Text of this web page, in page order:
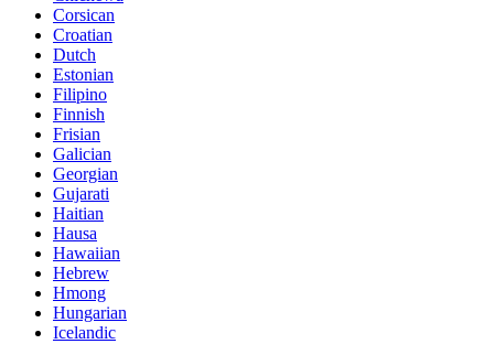
Corsican
Croatian
Dutch
Estonian
Filipino
Finnish
Frisian
Galician
Georgian
Gujarati
Haitian
Hausa
Hawaiian
Hebrew
Hmong
Hungarian
Icelandic